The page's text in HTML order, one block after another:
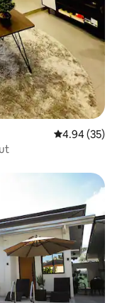
Ukadiriaji wa
4.94 (35)